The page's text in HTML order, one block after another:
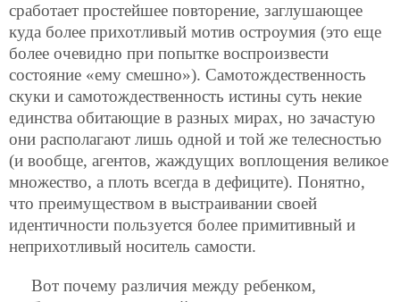
сработает простейшее повторение, заглушающее
куда более прихотливый мотив остроумия (это еще
более очевидно при попытке воспроизвести
состояние «ему смешно»). Самотождественность
скуки и самотождественность истины суть некие
единства обитающие в разных мирах, но зачастую
они располагают лишь одной и той же телесностью
(и вообще, агентов, жаждущих воплощения великое
множество, а плоть всегда в дефиците). Понятно,
что преимуществом в выстраивании своей
идентичности пользуется более примитивный и
неприхотливый носитель самости.
Вот почему различия между ребенком,